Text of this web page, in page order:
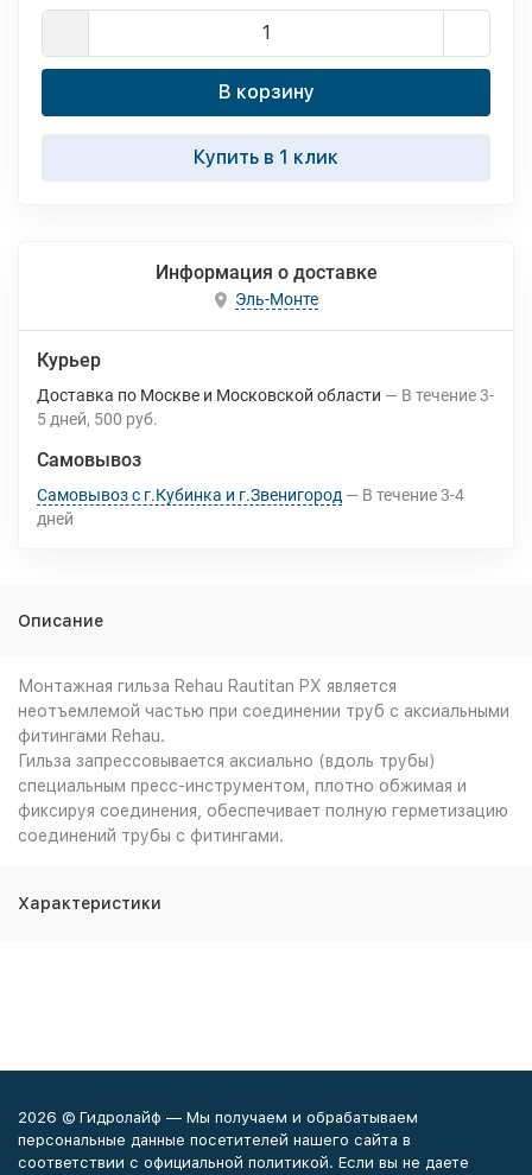
В корзину
Купить в 1 клик
Информация о доставке
Эль-Монте
Курьер
Доставка по Москве и Московской области В течение3-
5 дней 500 руб.
Самовывоз
Самовывоз с г.Кубинка и г.Звенигород В течение3-4
дней
Описание
Монтажная гильза Rehau Rautitan PX является
неотъемлемой частью при соединении труб с аксиальными
фитингами Rehau.
Гильза запрессовывается аксиально (вдоль трубы)
специальным пресс-инструментом, плотно обжимая и
фиксируя соединения, обеспечивает полную герметизацию
соединений трубы с фитингами.
Характеристики
2026 © Гидролайф — Мы получаем и обрабатываем
персональные данные посетителей нашего сайта в
соответствии с официальной политикой. Если вы не даете